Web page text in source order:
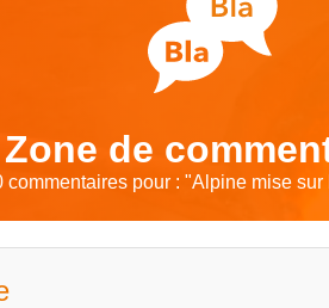
Zone de
commentaires pour : "Alpine mise sur